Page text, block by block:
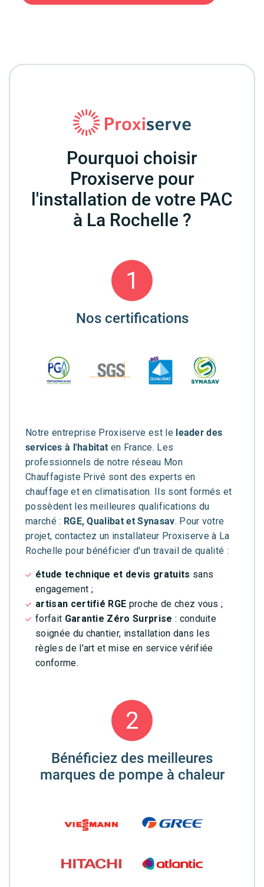
Pourquoi choisir
Proxiserve pour
l'installation de votre PAC
à La Rochelle ?
1
Nos certifications
Notre entreprise Proxiserve est leleader des
services à l'habitat en France. Les
professionnels de notre réseau Mon
Chauffagiste Privé sont des experts en
chauffage et en climatisation. Ils sont formés et
possèdent les meilleures qualifications du
marché : RGE, Qualibat et Synasav. Pour votre
projet, contactez un installateur Proxiserve à La
Rochelle pour bénéficier d'un travail de qualité :
étude technique et devis gratuits sans
engagement ;
artisan certifié RGE proche de chez vous ;
forfait Garantie Zéro Surprise : conduite
soignée du chantier, installation dans les
règles de l'art et mise en service vérifiée
conforme.
2
Bénéficiez des meilleures
marques de pompe à chaleur